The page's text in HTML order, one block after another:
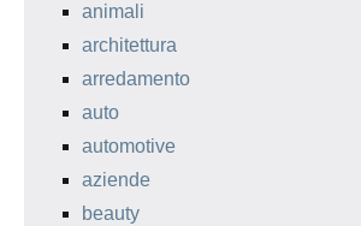
animali
architettura
arredamento
auto
automotive
aziende
beauty